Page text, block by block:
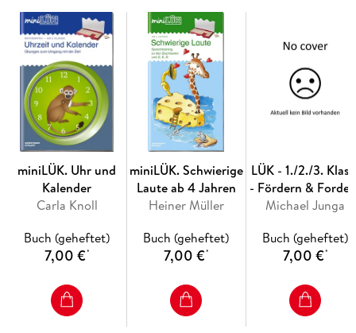
miniLÜK. Uhr und
Kalender
Carla Knoll
Buch (geheftet)
7,00 €*
miniLÜK. Schwierige
Laute ab 4 Jahren
Heiner Müller
Buch (geheftet)
7,00 €*
LÜK - 1./2./3.
- Fördern &
Rätseltrainer
Michael Junga
Buch (geheftet)
7,00 €*